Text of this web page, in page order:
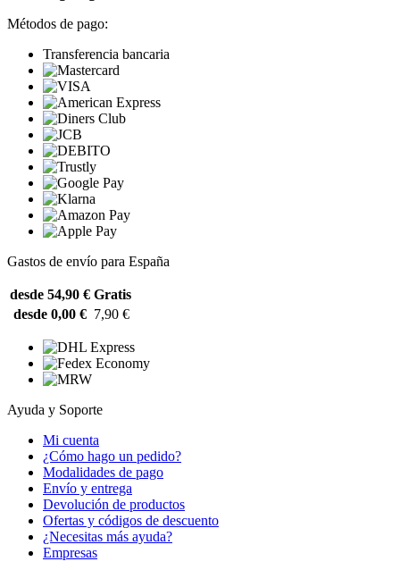
Métodos de pago:
Transferencia bancaria
Gastos de envío para España
desde 54,90 € Gratis
desde 0,00 € 7,90 €
Ayuda y Soporte
Mi cuenta
¿Cómo hago un pedido?
Modalidades de pago
Envío y entrega
Devolución de productos
Ofertas y códigos de descuento
¿Necesitas más ayuda?
Empresas